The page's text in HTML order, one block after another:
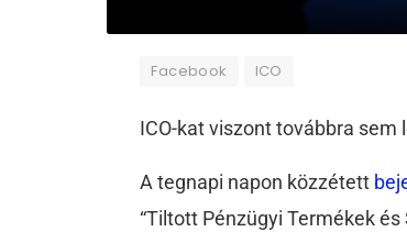
Facebook ICO
ICO-kat viszont továbbra
A tegnapi napon közzétett
“Tiltott Pénzügyi Termékek